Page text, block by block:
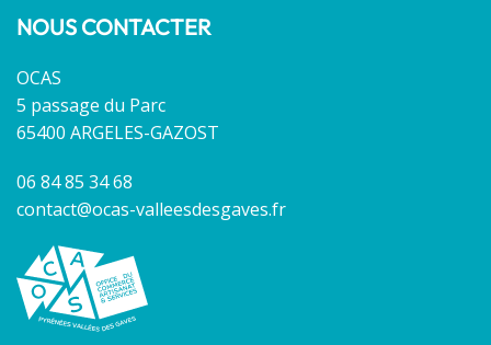
NOUS CONTACTER
OCAS
5 passage du Parc
65400 ARGELES-GAZOST
06 84 85 34 68
contact@ocas-valleesdesgaves.fr